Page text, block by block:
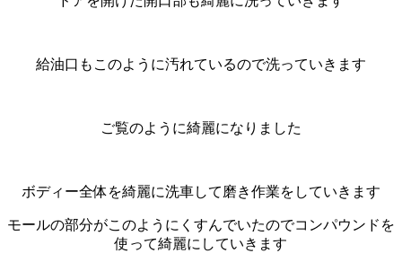
給油口もこのように汚れているので洗っていきます
ご覧のように綺麗になりました
ボディー全体を綺麗に洗車して磨き作業をしていきます
モールの部分がこのようにくすんでいたのでコンパウンドを
使って綺麗にしていきます